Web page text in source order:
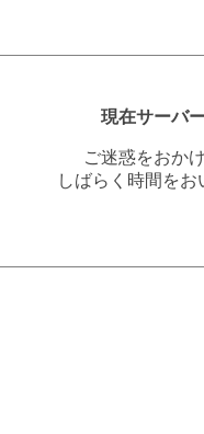
現在サーバ
ご迷惑をおか
しばらく時間を